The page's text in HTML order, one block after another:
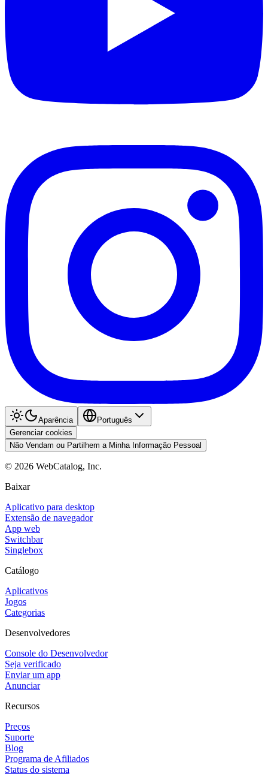
Aparência
Português
Gerenciar cookies
Não Vendam ou Partilhem a Minha Informação Pessoal
© 2026 WebCatalog, Inc.
Baixar
Aplicativo para desktop
Extensão de navegador
App web
Switchbar
Singlebox
Catálogo
Aplicativos
Jogos
Categorias
Desenvolvedores
Console do Desenvolvedor
Seja verificado
Enviar um app
Anunciar
Recursos
Preços
Suporte
Blog
Programa de Afiliados
Status do sistema